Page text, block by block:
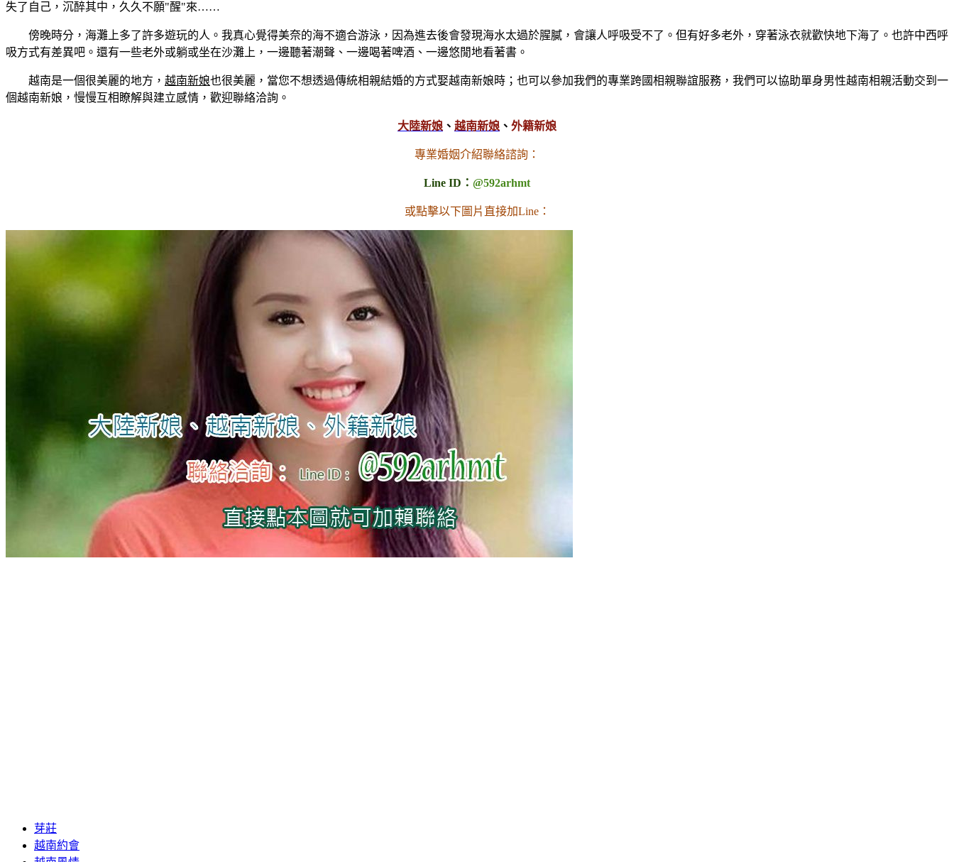
失了自己，沉醉其中，久久不願"醒"來……
傍晚時分，海灘上多了許多遊玩的人。我真心覺得美奈的海不適合游泳，因為進去後會發現海水太過於腥膩，會讓人呼吸受不了。但有好多老外，穿著泳衣就歡快地下海了。也許中西呼
吸方式有差異吧。還有一些老外或躺或坐在沙灘上，一邊聽著潮聲、一邊喝著啤酒、一邊悠閒地看著書。
越南是一個很美麗的地方， 越南新娘也很美麗，當您不想透過傳統相親結婚的方式娶越南新娘時；也可以參加我們的專業跨國相親聯誼服務，我們可以協助單身男性越南相親活動交到一
個越南新娘，慢慢互相瞭解與建立感情，歡迎聯絡洽詢。
大陸新娘 、 越南新娘 、 外籍新娘
專業婚姻介紹聯絡諮詢：
Line ID： @592arhmt
或點擊以下圖片直接加Line：
芽莊
越南約會